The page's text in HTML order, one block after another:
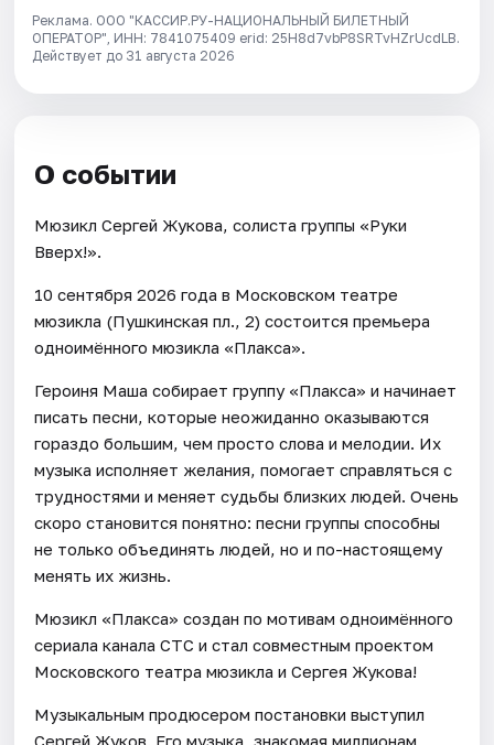
Реклама. ООО "КАССИР.РУ-НАЦИОНАЛЬНЫЙ БИЛЕТНЫЙ
ОПЕРАТОР", ИНН: 7841075409 erid: 25H8d7vbP8SRTvHZrUcdLB.
Действует до 31 августа 2026
О событии
Мюзикл Сергей Жукова, солиста группы «Руки
Вверх!».
10 сентября 2026 года в Московском театре
мюзикла (Пушкинская пл., 2) состоится премьера
одноимённого мюзикла «Плакса».
Героиня Маша собирает группу «Плакса» и начинает
писать песни, которые неожиданно оказываются
гораздо большим, чем просто слова и мелодии. Их
музыка исполняет желания, помогает справляться с
трудностями и меняет судьбы близких людей. Очень
скоро становится понятно: песни группы способны
не только объединять людей, но и по-настоящему
менять их жизнь.
Мюзикл «Плакса» создан по мотивам одноимённого
сериала канала СТС и стал совместным проектом
Московского театра мюзикла и Сергея Жукова!
Музыкальным продюсером постановки выступил
Сергей Жуков. Его музыка, знакомая миллионам